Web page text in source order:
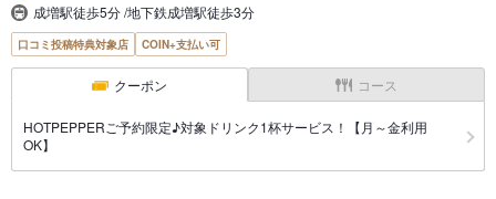
成増駅徒歩5分 /地下鉄成増駅徒歩3分
口コミ投稿特典対象店 COIN+支払い可
クーポン コース
HOTPEPPERご予約限定♪対象ドリンク1杯サービス！【月～金利用
OK】